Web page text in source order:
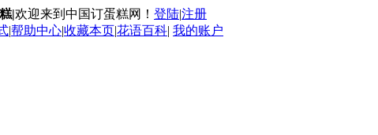
|欢迎来到中国订蛋糕网！ 登陆|注册
|帮助中心|收藏本页|花语百科| 我的账户